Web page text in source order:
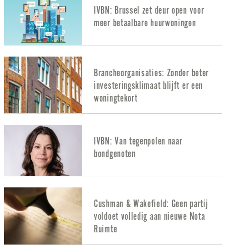
IVBN: Brussel zet deur open voor
meer betaalbare huurwoningen
Brancheorganisaties: Zonder beter
investeringsklimaat blijft er een
woningtekort
IVBN: Van tegenpolen naar
bondgenoten
Cushman & Wakefield: Geen partij
voldoet volledig aan nieuwe Nota
Ruimte